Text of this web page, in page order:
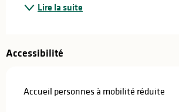
Lire la suite
Accessibilité
Accueil personnes à mobilité réduite